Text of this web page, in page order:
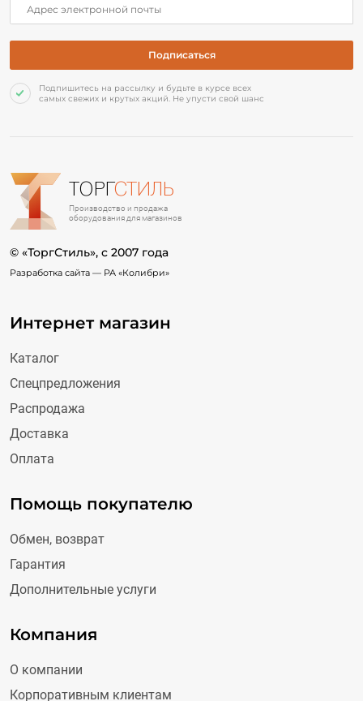
Подпишитесь на рассылку и будьте в курсе всех
самых свежих и крутых акций. Не упусти свой шанс
ТОРГСТИЛЬ
Производство и продажа
оборудования для магазинов
© «ТоргСтиль», c 2007 года
Разработка сайта — РА «Колибри»
Интернет магазин
Каталог
Спецпредложения
Распродажа
Доставка
Оплата
Помощь покупателю
Обмен, возврат
Гарантия
Дополнительные услуги
Компания
О компании
Корпоративным клиентам